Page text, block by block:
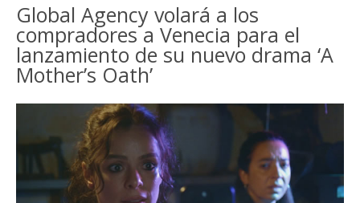
Global Agency volará a los
compradores a Venecia para el
lanzamiento de su nuevo drama ‘A
Mother’s Oath’